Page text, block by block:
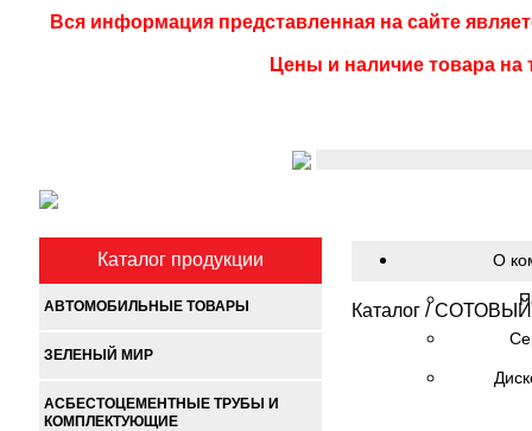
Вся информация представленная на сайте
Цены и наличие товара на
Каталог продукции
АВТОМОБИЛЬНЫЕ ТОВАРЫ
ЗЕЛЕНЫЙ МИР
АСБЕСТОЦЕМЕНТНЫЕ ТРУБЫ И
КОМПЛЕКТУЮЩИЕ
О
Каталог /